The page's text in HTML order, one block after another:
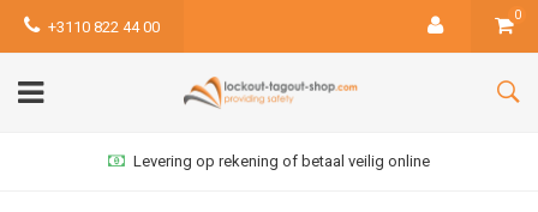
+3110 822 44 00
0
Levering op rekening of betaal veilig online